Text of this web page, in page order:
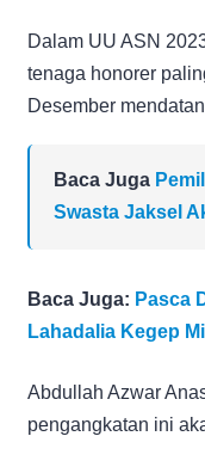
Dalam UU ASN
tenaga honorer
Desember
Baca Juga
Swasta Jaksel
Baca Juga: Pasca
Lahadalia Kegep
Abdullah Azwar
pengangkatan ini